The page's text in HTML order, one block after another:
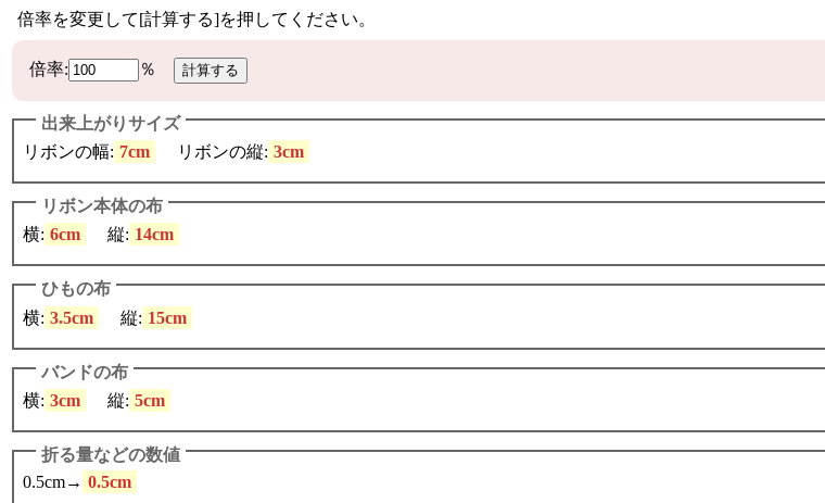
倍率を変更して[計算する]を押してください。
倍率: ％
出来上がりサイズ
リボンの幅: 7cm リボンの縦: 3cm
リボン本体の布
横: 6cm 縦: 14cm
ひもの布
横: 3.5cm 縦: 15cm
バンドの布
横: 3cm 縦: 5cm
折る量などの数値
0.5cm→ 0.5cm